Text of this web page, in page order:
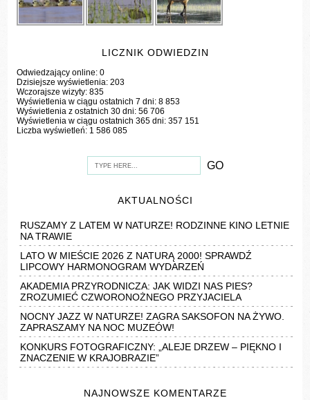
LICZNIK ODWIEDZIN
Odwiedzający online:0
Dzisiejsze wyświetlenia:203
Wczorajsze wizyty:835
Wyświetlenia w ciągu ostatnich 7 dni:8 853
Wyświetlenia z ostatnich 30 dni:56 706
Wyświetlenia w ciągu ostatnich 365 dni:357 151
Liczba wyświetleń: 1 586 085
AKTUALNOŚCI
RUSZAMY Z LATEM W NATURZE! RODZINNE KINO LETNIE
NA TRAWIE
LATO W MIEŚCIE 2026 Z NATURĄ 2000! SPRAWDŹ
LIPCOWY HARMONOGRAM WYDARZEŃ
AKADEMIA PRZYRODNICZA: JAK WIDZI NAS PIES?
ZROZUMIEĆ CZWORONOŻNEGO PRZYJACIELA
NOCNY JAZZ W NATURZE! ZAGRA SAKSOFON NA ŻYWO.
ZAPRASZAMY NA NOC MUZEÓW!
KONKURS FOTOGRAFICZNY: „ALEJE DRZEW – PIĘKNO I
ZNACZENIE W KRAJOBRAZIE”
NAJNOWSZE KOMENTARZE